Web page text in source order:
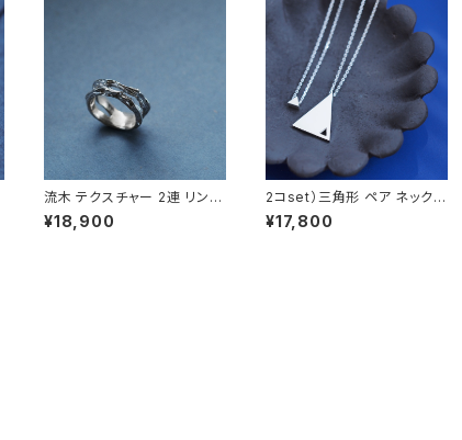
流木 テクスチャー 2連 リング
シルバー925 メンズ ユニセッ
クス
¥18,900
2コset）三角形 ペア ネックレ
ス シルバー925
¥17,800